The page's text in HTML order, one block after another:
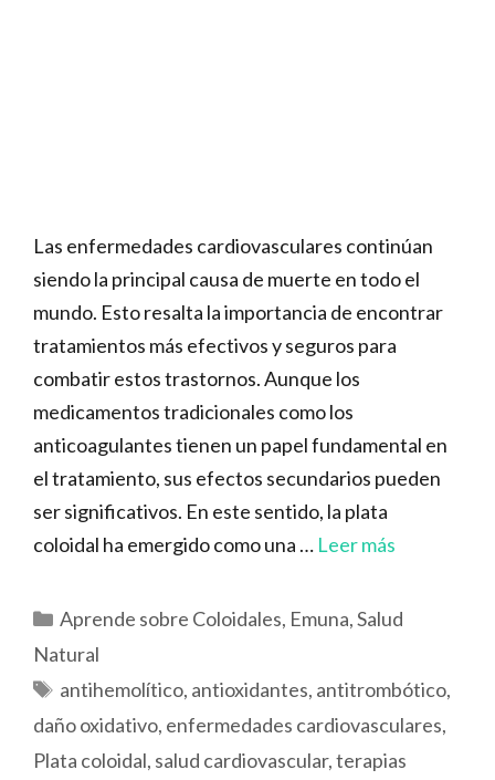
Las enfermedades cardiovasculares continúan
siendo la principal causa de muerte en todo el
mundo. Esto resalta la importancia de encontrar
tratamientos más efectivos y seguros para
combatir estos trastornos. Aunque los
medicamentos tradicionales como los
anticoagulantes tienen un papel fundamental en
el tratamiento, sus efectos secundarios pueden
ser significativos. En este sentido, la plata
coloidal ha emergido como una … Leer más
Categorías
Aprende sobre Coloidales, Emuna,Salud
Natural
Etiquetas
antihemolítico, antioxidantes, antitrombótico,
daño oxidativo, enfermedades cardiovasculares,
Plata coloidal, salud cardiovascular,terapias